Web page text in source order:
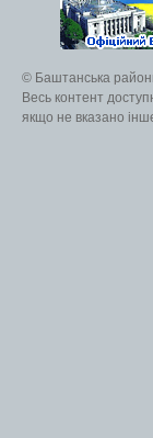
© Баштанська
Весь контент
якщо не вказано